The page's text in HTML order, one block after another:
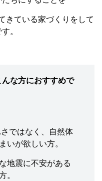
きている家づくりをして
。
んな方におすすめで
ではなく、自然体
いが欲しい方。
地震に不安がある
。